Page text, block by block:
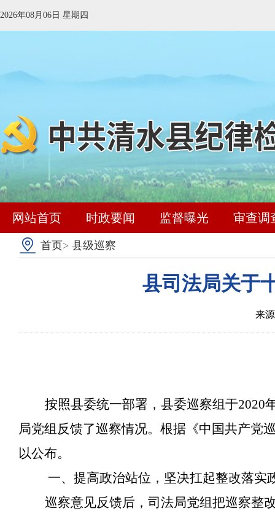
2026年08月06日 星期四
网站首页 时政要闻 监督曝光 审查调
首页> 县级巡察
县司法局关于
来
按照县委统一部署，县委巡察组于2020
局党组反馈了巡察情况。根据《中国共产党
以公布。
一、提高政治站位，坚决扛起整改落实
巡察意见反馈后，司法局党组把巡察整